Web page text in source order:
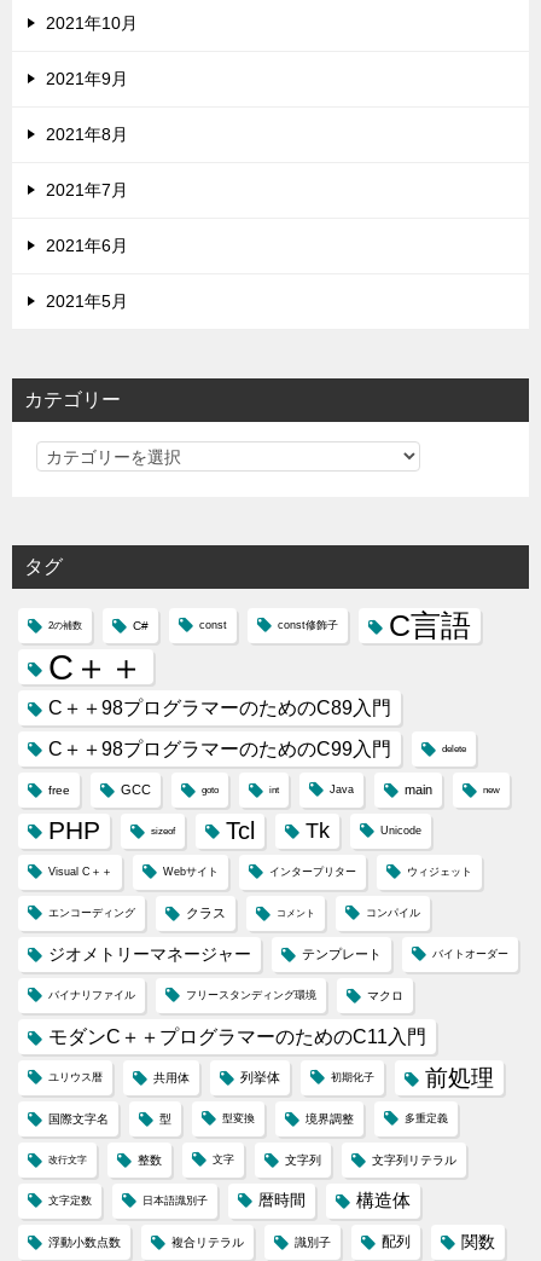
2021年10月
2021年9月
2021年8月
2021年7月
2021年6月
2021年5月
カテゴリー
カ
リ
ー
タグ
2の補数 C# const const修飾子 C言語
C＋＋
C＋＋98プログラマーのためのC89入門
C＋＋98プログラマーのためのC99入門
delete
free GCC goto int Java main new
PHP sizeof Tcl Tk Unicode
Visual C＋＋ Webサイト インタープリター ウィジェット
エンコーディング クラス コメント コンパイル
ジオメトリーマネージャー テンプレート バイトオーダー
バイナリファイル フリースタンディング環境 マクロ
モダンC＋＋プログラマーのためのC11入門
ユリウス暦 共用体 列挙体 初期化子 前処理
国際文字名 型 型変換 境界調整 多重定義
改行文字 整数 文字 文字列 文字列リテラル
文字定数 日本語識別子 暦時間 構造体
浮動小数点数 複合リテラル 識別子 配列 関数